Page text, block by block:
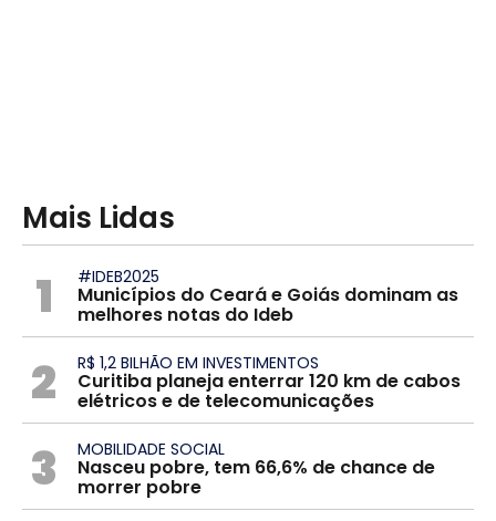
Mais Lidas
1 #IDEB2025
Municípios do Ceará e Goiás dominam as
melhores notas do Ideb
2 R$ 1,2 BILHÃO EM INVESTIMENTOS
Curitiba planeja enterrar 120 km de cabos
elétricos e de telecomunicações
3 MOBILIDADE SOCIAL
Nasceu pobre, tem 66,6% de chance de
morrer pobre